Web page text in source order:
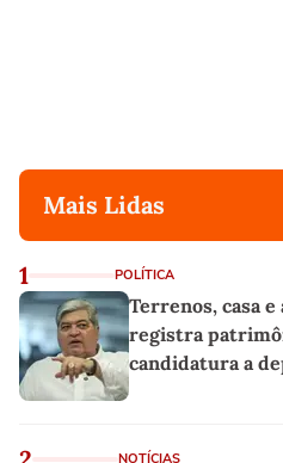
Mais Lidas
1 POLÍTICA
Terrenos, casa
registra
candidatura a
NOTÍCIAS